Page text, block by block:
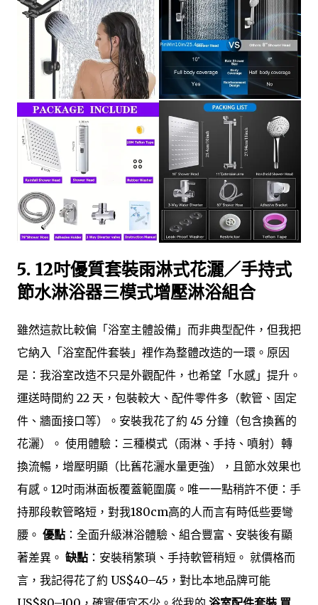
5. 12吋優質套裝雨淋式花灑／手持式
節水淋浴器三模式增壓淋浴組合
雖然這款比較偏「浴室主體設備」而非典型配件，但我把
它納入「浴室配件套裝」裡作為整體改造的一環。原因
是：我浴室改造不只是外觀配件，也希望「水感」提升。
運送時間約 22 天，包裝較大、配件零件多（軟管、固定
件、牆面接口等）。安裝我花了約 45 分鐘（包含換舊的
花灑）。 使用體驗：三種模式（雨淋、手持、噴射）轉
換流暢，增壓明顯（比舊花灑水量更強），且節水效果也
有感。12吋雨淋面板覆蓋範圍廣。唯一一點稍許不便：手
持那段軟管略短，對我180cm高的人而言有時低些要彎
腰。 優點 ：全面升級淋浴體驗、組合豐富、安裝後有顯
著差異。 缺點 ：安裝稍繁瑣、手持軟管稍短。 就價格而
言，我記得花了約 US$40–45，對比本地品牌可能